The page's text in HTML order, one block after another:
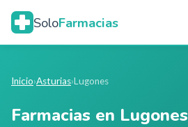
SoloFarmacias
Inicio›Asturias›Lugones
Farmacias en Lugones